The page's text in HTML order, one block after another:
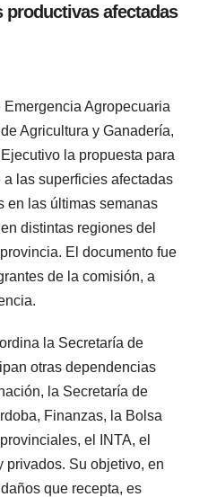
productivas afectadas
Agropecuaria
Agricultura y Ganadería,
la propuesta para
las superficies afectadas
en las últimas semanas
distintas regiones del
El documento fue
de la comisión, a
la Secretaría de
otras dependencias
la Secretaría de
Finanzas, la Bolsa
el INTA, el
privados. Su objetivo, en
que recepta, es